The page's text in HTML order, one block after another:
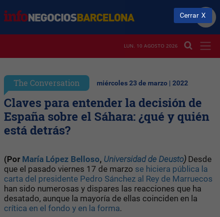
LUN. 10 AGOSTO 2026
The Conversation miércoles 23 de marzo | 2022
Claves para entender la decisión de
España sobre el Sáhara: ¿qué y quién
está detrás?
(Por María López Belloso, Universidad de Deusto) Desde
que el pasado viernes 17 de marzo se hiciera pública la
carta del presidente Pedro Sánchez al Rey de Marruecos
han sido numerosas y dispares las reacciones que ha
desatado, aunque la mayoría de ellas coinciden en la
crítica en el fondo y en la forma.
Cerrar